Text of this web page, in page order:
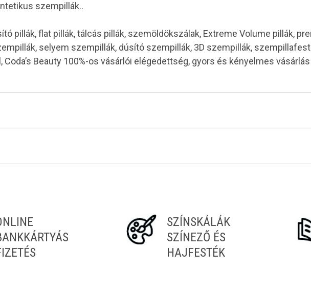
szempillák..
pillák, flat pillák, tálcás pillák, szemöldökszálak, Extreme Volume pillák,
selyem szempillák, dúsító szempillák, 3D szempillák,
Beauty 100%-os vásárlói elégedettség, gyors és kényelmes
SZÍNSKÁLÁK
SZÍNEZŐ ÉS
HAJFESTÉK